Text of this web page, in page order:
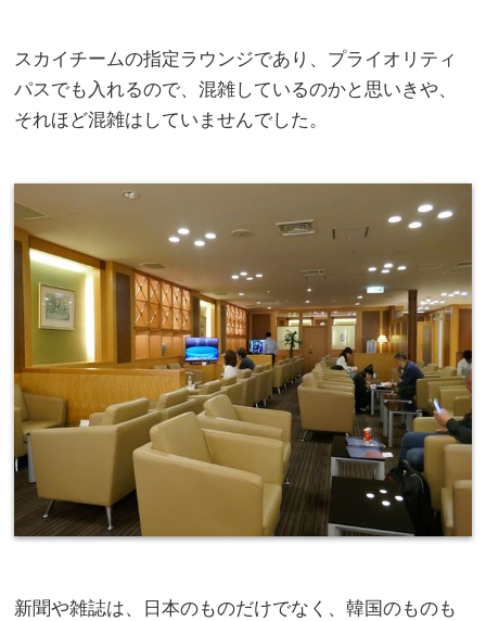
スカイチームの指定ラウンジであり、プライオリティ
パスでも入れるので、混雑しているのかと思いきや、
それほど混雑はしていませんでした。
新聞や雑誌は、日本のものだけでなく、韓国のものも